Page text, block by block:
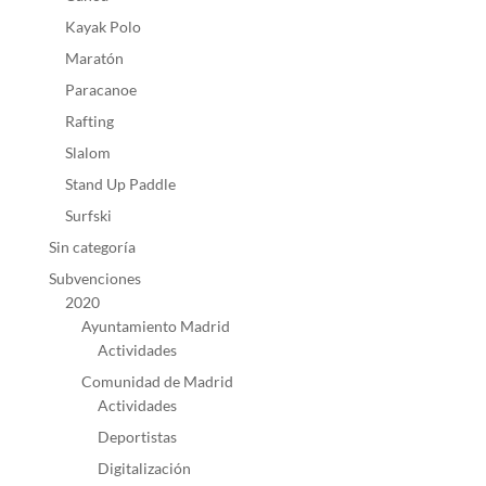
Kayak Polo
Maratón
Paracanoe
Rafting
Slalom
Stand Up Paddle
Surfski
Sin categoría
Subvenciones
2020
Ayuntamiento Madrid
Actividades
Comunidad de Madrid
Actividades
Deportistas
Digitalización